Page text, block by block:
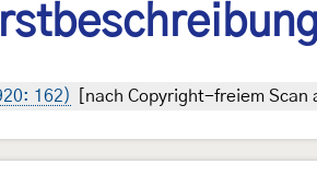
162) [nach Copyright-freiem